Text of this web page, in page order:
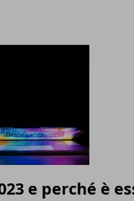
e perché è